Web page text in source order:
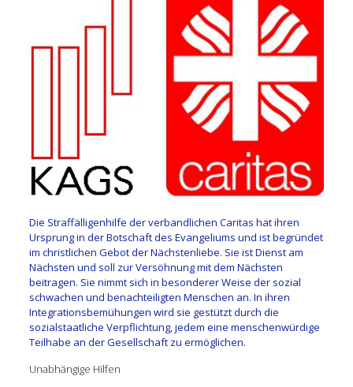
Die Straffälligenhilfe der verbandlichen Caritas hat ihren
Ursprung in der Botschaft des Evangeliums und ist begründet
im christlichen Gebot der Nächstenliebe. Sie ist Dienst am
Nächsten und soll zur Versöhnung mit dem Nächsten
beitragen. Sie nimmt sich in besonderer Weise der sozial
schwachen und benachteiligten Menschen an. In ihren
Integrationsbemühungen wird sie gestützt durch die
sozialstaatliche Verpflichtung, jedem eine menschenwürdige
Teilhabe an der Gesellschaft zu ermöglichen.
Unabhängige Hilfen